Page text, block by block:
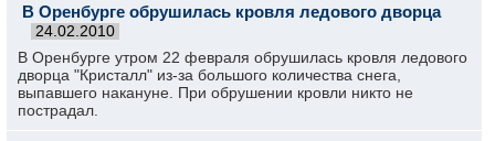
В Оренбурге обрушилась кровля ледового дворца
24.02.2010
В Оренбурге утром 22 февраля обрушилась кровля ледового
дворца "Кристалл" из-за большого количества снега,
выпавшего накануне. При обрушении кровли никто не
пострадал.